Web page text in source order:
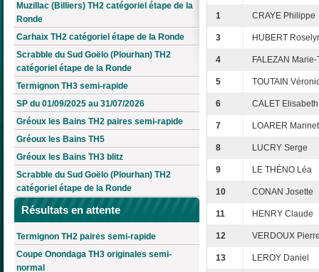
Muzillac (Billiers) TH2 catégoriel étape de la
Ronde
Carhaix TH2 catégoriel étape de la Ronde
Scrabble du Sud Goëlo (Plourhan) TH2
catégoriel étape de la Ronde
Termignon TH3 semi-rapide
SP du 01/09/2025 au 31/07/2026
Gréoux les Bains TH2 paires semi-rapide
Gréoux les Bains TH5
Gréoux les Bains TH3 blitz
Scrabble du Sud Goëlo (Plourhan) TH2
catégoriel étape de la Ronde
Résultats en attente
Termignon TH2 paires semi-rapide
Coupe Onondaga TH3 originales semi-
normal
1 CRAYE Philippe
3 HUBERT
4 FALEZAN
5 TOUTAIN
6 CALET Elisabeth
7 LOARER
8 LUCRY Serge
9 LE THÉNO Léa
10 CONAN Josette
11 HENRY Claude
12 VERDOUX
13 LEROY Daniel